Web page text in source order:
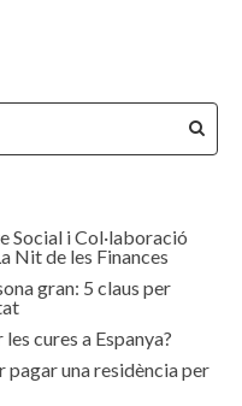
Social i Col·laboració
Nit de les Finances
gran: 5 claus per
cures a Espanya?
una residència per